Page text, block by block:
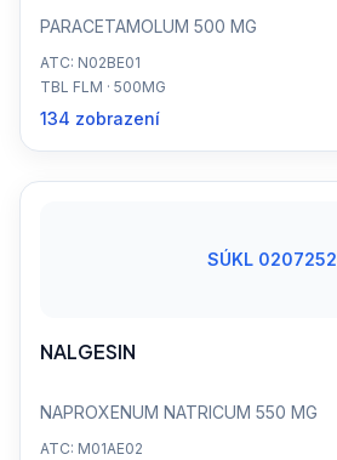
PARACETAMOLUM 500 MG
ATC: N02BE01
TBL FLM · 500MG
134 zobrazení
SÚKL 0207252
NALGESIN
NAPROXENUM NATRICUM 550 MG
ATC: M01AE02